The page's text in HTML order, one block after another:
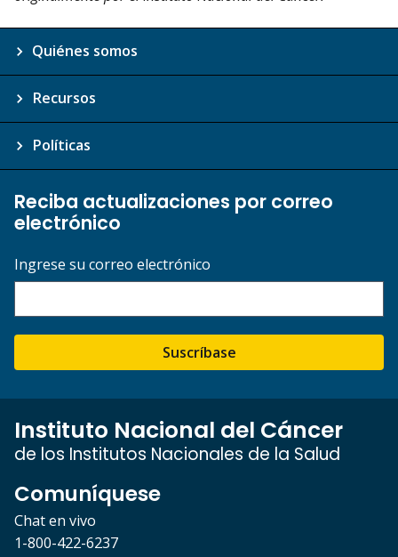
Quiénes somos
Recursos
Políticas
Reciba actualizaciones por correo
electrónico
Ingrese su correo electrónico
Suscríbase
Instituto Nacional del Cáncer
de los Institutos Nacionales de la Salud
Comuníquese
Chat en vivo
1-800-422-6237